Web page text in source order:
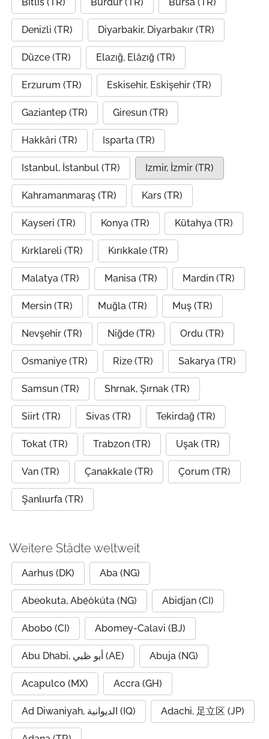
Denizli (TR) Diyarbakir, Diyarbakır (TR)
Düzce (TR) Elazığ, Elâzığ (TR)
Erzurum (TR) Eskisehir, Eskişehir (TR)
Gaziantep (TR) Giresun (TR)
Hakkâri (TR) Isparta (TR)
Istanbul, İstanbul (TR) Izmir, İzmir (TR)
Kahramanmaraş (TR) Kars (TR)
Kayseri (TR) Konya (TR) Kütahya (TR)
Kırklareli (TR) Kırıkkale (TR)
Malatya (TR) Manisa (TR) Mardin (TR)
Mersin (TR) Muğla (TR) Muş (TR)
Nevşehir (TR) Niğde (TR) Ordu (TR)
Osmaniye (TR) Rize (TR) Sakarya (TR)
Samsun (TR) Shrnak, Şırnak (TR)
Siirt (TR) Sivas (TR) Tekirdağ (TR)
Tokat (TR) Trabzon (TR) Uşak (TR)
Van (TR) Çanakkale (TR) Çorum (TR)
Şanlıurfa (TR)
Weitere Städte weltweit
Aarhus (DK) Aba (NG)
Abeokuta, Abẹ́òkúta (NG) Abidjan (CI)
Abobo (CI) Abomey-Calavi (BJ)
Abu Dhabi, أبو ظبي (AE) Abuja (NG)
Acapulco (MX) Accra (GH)
Ad Diwaniyah, الديوانية (IQ) Adachi, 足立区 (JP)